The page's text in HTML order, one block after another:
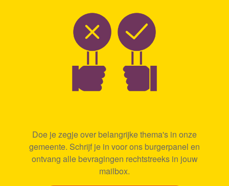
Doe je zegje over belangrijke thema's in onze
gemeente. Schrijf je in voor ons burgerpanel en
ontvang alle bevragingen rechtstreeks in jouw
mailbox.